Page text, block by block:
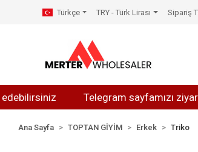
Telegram sayfamızı ziyaret
Türkçe TRY - Türk Lirası Sipariş
Ana Sayfa TOPTAN GİYİM Erkek Triko